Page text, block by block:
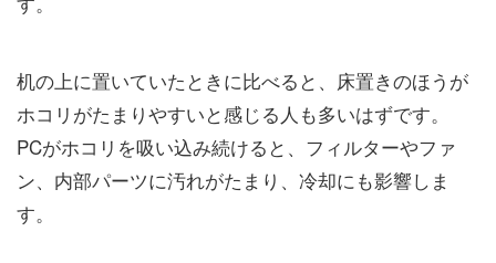
机の上に置いていたときに比べると、床置きのほうが
ホコリがたまりやすいと感じる人も多いはずです。
PCがホコリを吸い込み続けると、フィルターやファ
ン、内部パーツに汚れがたまり、冷却にも影響しま
す。